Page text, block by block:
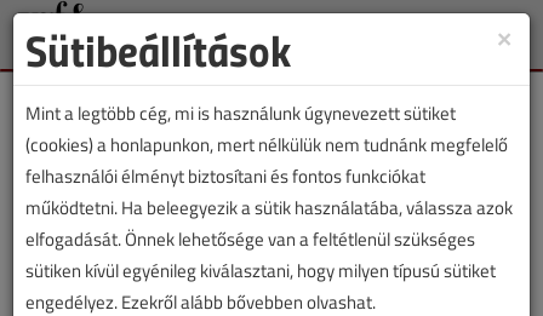
Toggle
Lapszám:
TARTALOM
×
Sütibeállítások
Mint a legtöbb cég, mi is használunk úgynevezett sütiket
(cookies) a honlapunkon, mert nélkülük nem tudnánk megfelelő
felhasználói élményt biztosítani és fontos funkciókat
működtetni. Ha beleegyezik a sütik használatába, válassza azok
elfogadását. Önnek lehetősége van a feltétlenül szükséges
sütiken kívül egyénileg kiválasztani, hogy milyen típusú sütiket
engedélyez. Ezekről alább bővebben olvashat.